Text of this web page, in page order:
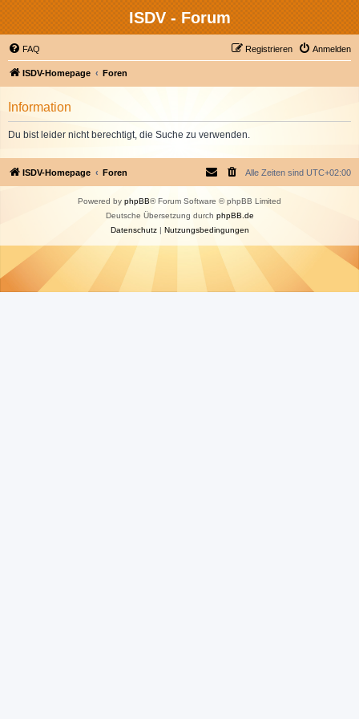
ISDV - Forum
FAQ Anmelden
Registrieren
ISDV-Homepage Foren
Information
Du bist leider nicht berechtigt, die Suche zu verwenden.
ISDV-Homepage Foren Alle Zeiten sind UTC+02:00
Powered by phpBB® Forum Software © phpBB Limited
Deutsche Übersetzung durch phpBB.de
Datenschutz| Nutzungsbedingungen